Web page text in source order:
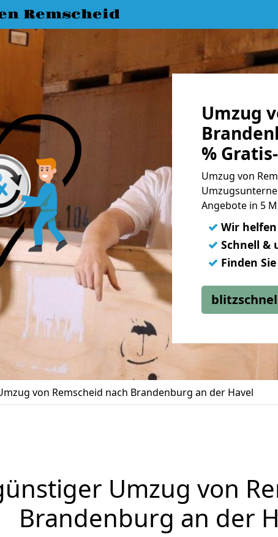
Remscheid
Umzug
%
Umzug von
Angebote in 5
✓ Wir
✓ Schnell &
✓ Finden
von Remscheid nach Brandenburg an der Havel
Umzug von
Brandenburg an der